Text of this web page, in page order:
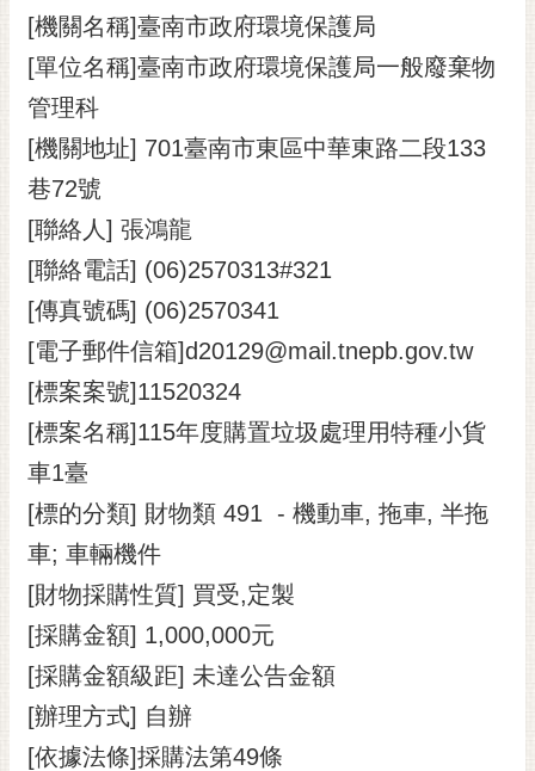
黃
偉
哲
光
花
桐
花
祭
網
站
導
覽
訂
閱
RSS
訂
閱
電
子
報
市
[機關名稱]臺南市政府環境保護局
[單位名稱]臺南市政府環境保護局一般廢棄物
管理科
[機關地址] 701臺南市東區中華東路二段133
巷72號
[聯絡人] 張鴻龍
[聯絡電話] (06)2570313#321
[傳真號碼] (06)2570341
[電子郵件信箱]d20129@mail.tnepb.gov.tw
[標案案號]11520324
[標案名稱]115年度購置垃圾處理用特種小貨
車1臺
[標的分類] 財物類 491 - 機動車, 拖車, 半拖
車; 車輛機件
[財物採購性質] 買受,定製
[採購金額] 1,000,000元
[採購金額級距] 未達公告金額
[辦理方式] 自辦
[依據法條]採購法第49條